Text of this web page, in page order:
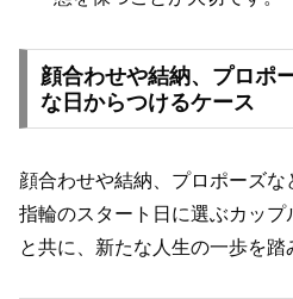
顔合わせや結納、プロポ
な日からつけるケース
顔合わせや結納、プロポーズ
指輪のスタート日に選ぶカッ
と共に、新たな人生の一歩を踏